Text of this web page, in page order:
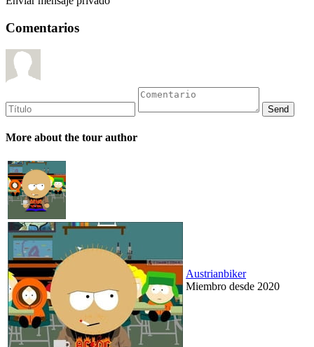
Comentarios
More about the tour author
Austrianbiker
Miembro desde 2020